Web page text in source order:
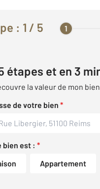
: 1 / 5 1
étapes et en 3
la valeur de mon
de votre bien*
bien est :*
Appartement